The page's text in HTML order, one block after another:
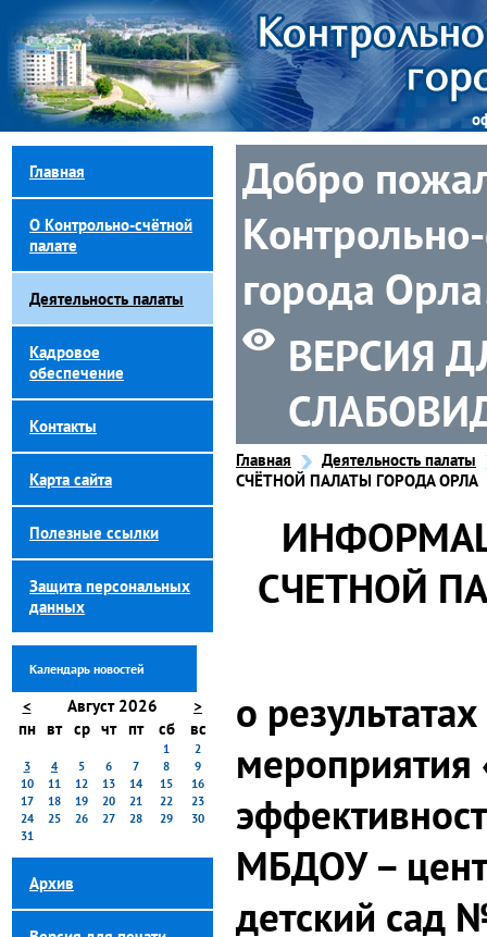
Главная
О Контрольно-счётной
палате
Деятельность палаты
Кадровое
обеспечение
Контакты
Карта сайта
Полезные ссылки
Защита персональных
данных
Календарь новостей
< Август 2026
>
пн вт ср чт пт сб вс
1
2
3
4 5 6 7 8
9
10
11 12 13 14 15
16
17
18 19 20 21 22
23
24
25 26 27 28 29
30
31
Архив
Добро
города
ВЕРСИЯ
Главная
Деятельность палаты
СЧЁТНОЙ ПАЛАТЫ ГОРОДА ОРЛА
СЧЕТНОЙ
о
мероприятия
МБДОУ –
детский сад